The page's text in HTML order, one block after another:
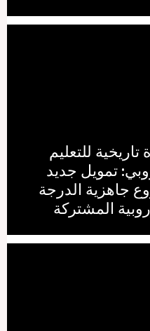
تاريخية للتعليم
تمويل جديد
جاهزية الدرجة
المشتركة